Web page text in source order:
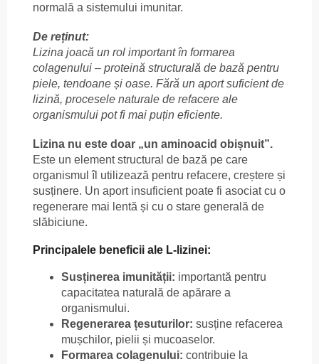
normală a sistemului imunitar.
De reținut:
Lizina joacă un rol important în formarea
colagenului – proteină structurală de bază pentru
piele, tendoane și oase. Fără un aport suficient de
lizină, procesele naturale de refacere ale
organismului pot fi mai puțin eficiente.
Lizina nu este doar „un aminoacid obișnuit”.
Este un element structural de bază pe care
organismul îl utilizează pentru refacere, creștere și
susținere. Un aport insuficient poate fi asociat cu o
regenerare mai lentă și cu o stare generală de
slăbiciune.
Principalele beneficii ale L-lizinei:
Susținerea imunității: importantă pentru
capacitatea naturală de apărare a
organismului.
Regenerarea țesuturilor: susține refacerea
mușchilor, pielii și mucoaselor.
Formarea colagenului: contribuie la